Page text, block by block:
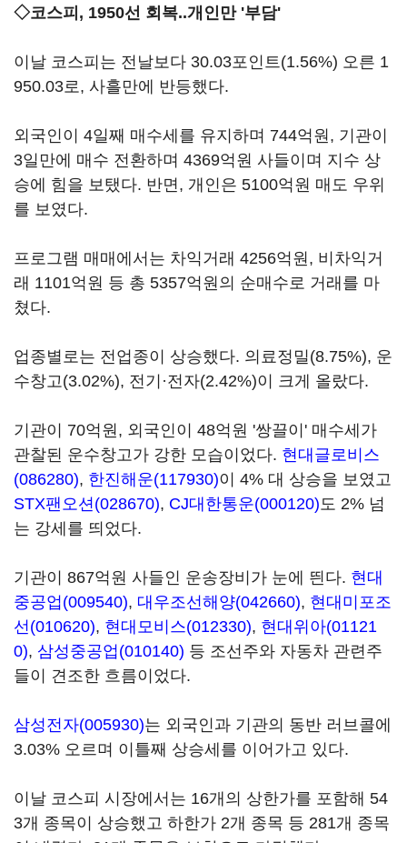
◇코스피, 1950선 회복..개인만 '부담'
이날 코스피는 전날보다 30.03포인트(1.56%) 오른 1
950.03로, 사흘만에 반등했다.
외국인이 4일째 매수세를 유지하며 744억원, 기관이
3일만에 매수 전환하며 4369억원 사들이며 지수 상
승에 힘을 보탰다. 반면, 개인은 5100억원 매도 우위
를 보였다.
프로그램 매매에서는 차익거래 4256억원, 비차익거
래 1101억원 등 총 5357억원의 순매수로 거래를 마
쳤다.
업종별로는 전업종이 상승했다. 의료정밀(8.75%), 운
수창고(3.02%), 전기·전자(2.42%)이 크게 올랐다.
기관이 70억원, 외국인이 48억원 '쌍끌이' 매수세가
관찰된 운수창고가 강한 모습이었다. 현대글로비스
(086280), 한진해운(117930)이 4% 대 상승을 보였고
STX팬오션(028670), CJ대한통운(000120)도 2% 넘
는 강세를 띄었다.
기관이 867억원 사들인 운송장비가 눈에 띈다. 현대
중공업(009540), 대우조선해양(042660), 현대미포조
선(010620), 현대모비스(012330), 현대위아(01121
0), 삼성중공업(010140) 등 조선주와 자동차 관련주
들이 견조한 흐름이었다.
삼성전자(005930)는 외국인과 기관의 동반 러브콜에
3.03% 오르며 이틀째 상승세를 이어가고 있다.
이날 코스피 시장에서는 16개의 상한가를 포함해 54
3개 종목이 상승했고 하한가 2개 종목 등 281개 종목